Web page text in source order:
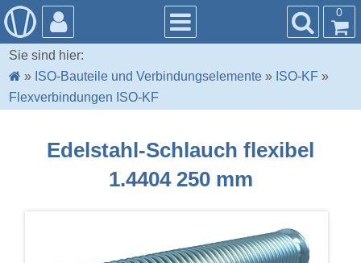
0
Sie sind hier:
» ISO-Bauteile und Verbindungselemente » ISO-KF »
Flexverbindungen ISO-KF
Edelstahl-Schlauch flexibel
1.4404 250 mm